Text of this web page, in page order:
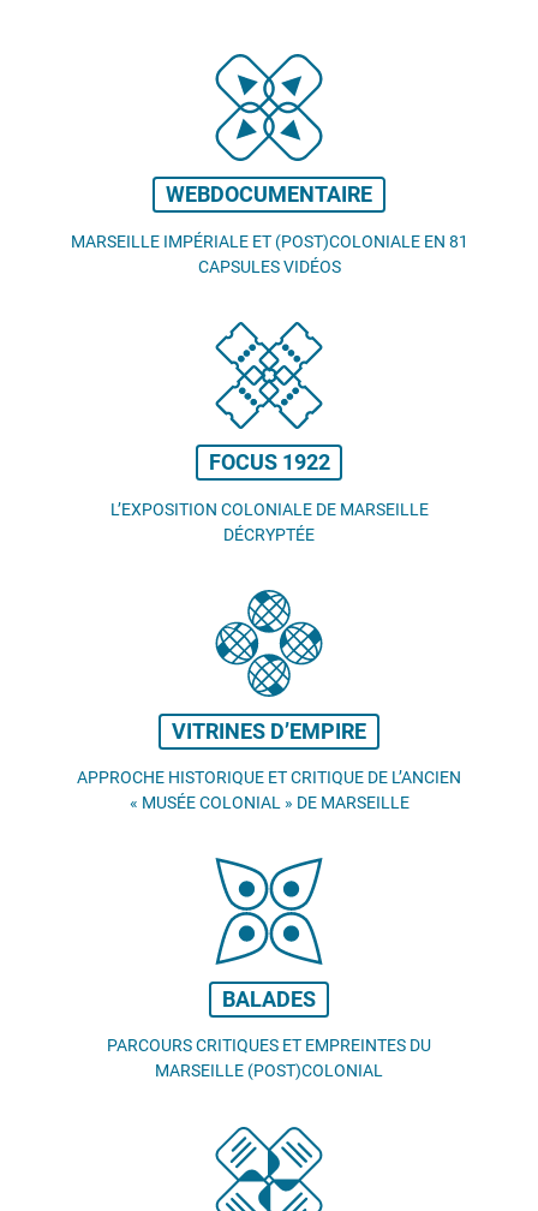
WEBDOCUMENTAIRE
MARSEILLE IMPÉRIALE ET (POST)COLONIALE EN 81
CAPSULES VIDÉOS
FOCUS 1922
L’EXPOSITION COLONIALE DE MARSEILLE
DÉCRYPTÉE
VITRINES D’EMPIRE
APPROCHE HISTORIQUE ET CRITIQUE DE L’ANCIEN
« MUSÉE COLONIAL » DE MARSEILLE
BALADES
PARCOURS CRITIQUES ET EMPREINTES DU
MARSEILLE (POST)COLONIAL